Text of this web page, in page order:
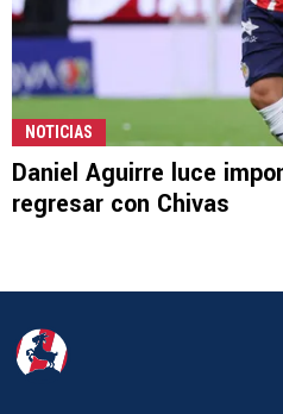
NOTICIAS
Daniel Aguirre luce
regresar con Chivas